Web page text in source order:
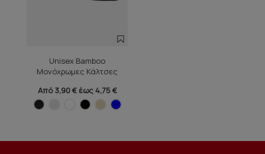
Unisex Bamboo
Μονόχρωμες Κάλτσες
Από 3,90 € έως 4,75 €